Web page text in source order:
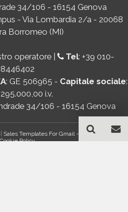
34/106 - 16154 Genova
- Via Lombardia 2/a - 20068
Borromeo (MI)
operatore | Tel: +39 010-
8446402
: GE 506965 - Capitale sociale:
i.v.
34/106 - 16154 Genova
| Sales Templates For Gmail - AddOn Policy|
Cookie Policy